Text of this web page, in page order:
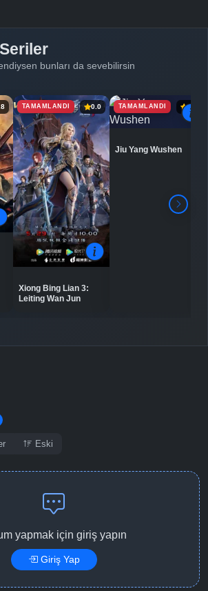
bunları da sevebilirsin
TAMAMLANDI 0.0
Xiong Bing Lian 3:
Leiting Wan Jun
TAMAMLANDI 6.9
Jiu Yang Wushen
Eski
yapmak için giriş yapın
Giriş Yap